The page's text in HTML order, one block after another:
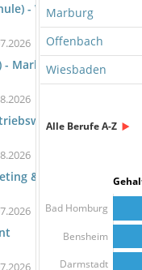
Marburg
Offenbach
Wiesbaden
Alle Berufe A-Z
Bad Homburg
Bensheim
Darmstadt
- Werbung,
- Marketing)
in
& Social Media